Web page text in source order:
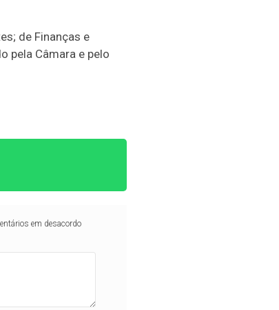
de Finanças e
pela Câmara e pelo
em desacordo